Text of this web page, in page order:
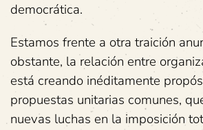
democrática.
Estamos frente a otra traición
obstante, la relación entre
está creando inéditamente
propuestas unitarias comunes,
nuevas luchas en la imposición